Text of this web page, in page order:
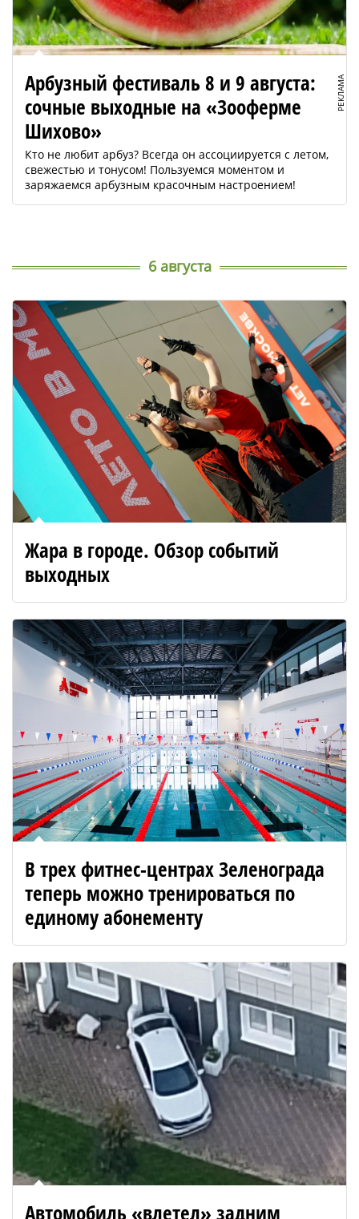
РЕКЛАМА
Арбузный фестиваль 8 и 9 августа:
сочные выходные на «Зооферме
Шихово»
Кто не любит арбуз? Всегда он ассоциируется с летом,
свежестью и тонусом! Пользуемся моментом и
заряжаемся арбузным красочным настроением!
6 августа
Жара в городе. Обзор событий
выходных
В трех фитнес-центрах Зеленограда
теперь можно тренироваться по
единому абонементу
Автомобиль «влетел» задним